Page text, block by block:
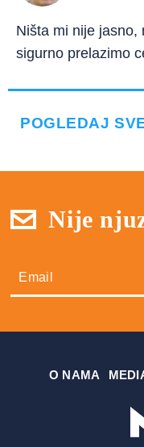
Ništa mi nije jasno,
sigurno prelazimo
POGLEDAJ
Nije
О NAMA